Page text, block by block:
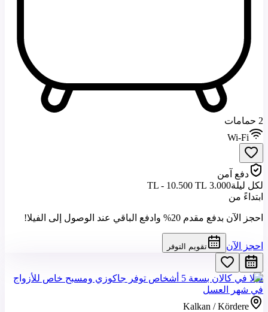
2 حمامات
Wi-Fi
دفع آمن
لكل ليلة3.000 TL - 10.500 TL
ابتداءً من
احجز الآن بدفع مقدم 20% وادفع الباقي عند الوصول إلى الفيلا!
احجز الآن تقويم التوفر
فيلا في كالان بسعة 5 أشخاص توفر جاكوزي ومسبح خاص للأزواج
في شهر العسل
Kalkan / Kördere